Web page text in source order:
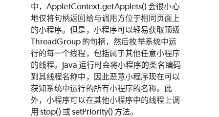
中，AppletContext.getApplets() 会很小心
地仅将句柄返回给与调用方位于相同页面上
的小程序。但是，小程序可以轻易获取顶级
ThreadGroup 的句柄，然后枚举系统中运
行的每一个线程，包括属于其他任意小程序
的线程。Java 运行时会将小程序的类名编码
到其线程名称中，因此恶意小程序现在可以
获知系统中运行的所有小程序的名称。此
外，小程序可以在其他小程序中的线程上调
用 stop() 或 setPriority() 方法。